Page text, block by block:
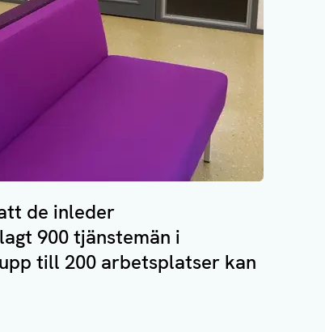
de inleder
900 tjänstemän i
till 200 arbetsplatser kan